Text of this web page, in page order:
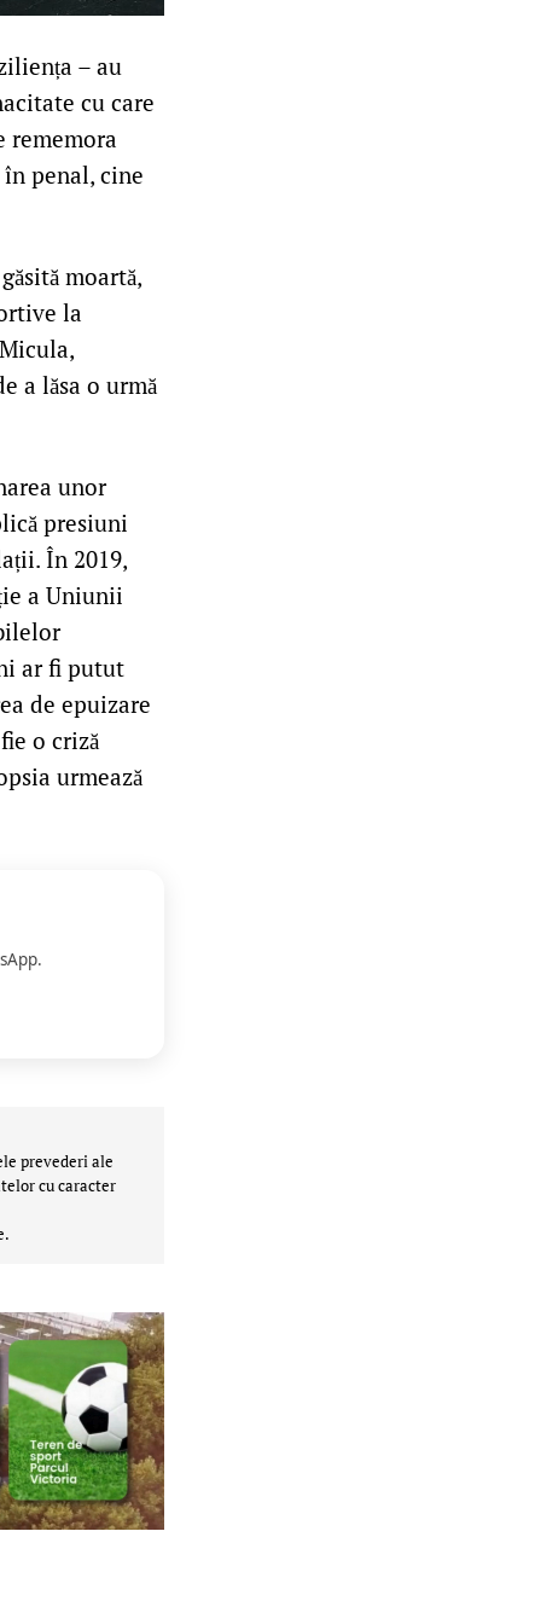
– au
cu care
rememora
în penal, cine
moartă,
la
a lăsa o urmă
unor
presiuni
În 2019,
a Uniunii
ar fi putut
de epuizare
o criză
urmează
prevederi ale
cu caracter